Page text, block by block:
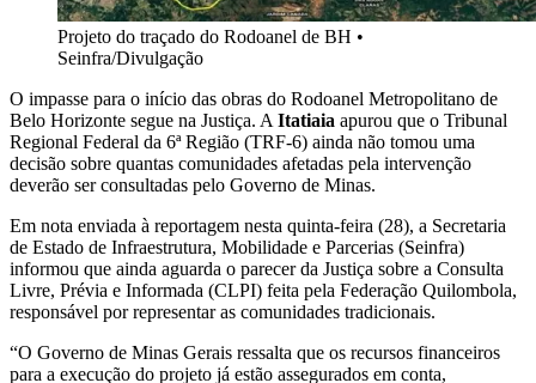
Projeto do traçado do Rodoanel de BH •
Seinfra/Divulgação
O impasse para o início das obras do Rodoanel Metropolitano de
Belo Horizonte segue na Justiça. A Itatiaia apurou que o Tribunal
Regional Federal da 6ª Região (TRF-6) ainda não tomou uma
decisão sobre quantas comunidades afetadas pela intervenção
deverão ser consultadas pelo Governo de Minas.
Em nota enviada à reportagem nesta quinta-feira (28), a Secretaria
de Estado de Infraestrutura, Mobilidade e Parcerias (Seinfra)
informou que ainda aguarda o parecer da Justiça sobre a Consulta
Livre, Prévia e Informada (CLPI) feita pela Federação Quilombola,
responsável por representar as comunidades tradicionais.
“O Governo de Minas Gerais ressalta que os recursos financeiros
para a execução do projeto já estão assegurados em conta,